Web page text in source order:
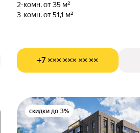
2-комн. от 35 м²
3-комн. от 51,1 м²
+7 ××× ××× ×× ××
скидки до 3%